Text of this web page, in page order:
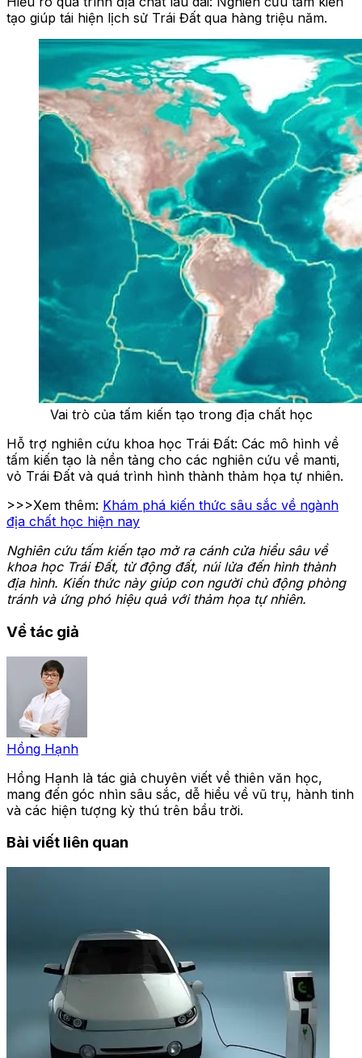
tạo giúp tái hiện lịch sử Trái Đất qua hàng triệu năm.
Vai trò của tấm kiến tạo trong địa chất học
Hỗ trợ nghiên cứu khoa học Trái Đất: Các mô hình về
tấm kiến tạo là nền tảng cho các nghiên cứu về manti,
vỏ Trái Đất và quá trình hình thành thảm họa tự nhiên.
>>>Xem thêm: Khám phá kiến thức sâu sắc về ngành
địa chất học hiện nay
Nghiên cứu tấm kiến tạo mở ra cánh cửa hiểu sâu về
khoa học Trái Đất, từ động đất, núi lửa đến hình thành
địa hình. Kiến thức này giúp con người chủ động phòng
tránh và ứng phó hiệu quả với thảm họa tự nhiên.
Về tác giả
Hồng Hạnh
Hồng Hạnh là tác giả chuyên viết về thiên văn học,
mang đến góc nhìn sâu sắc, dễ hiểu về vũ trụ, hành tinh
và các hiện tượng kỳ thú trên bầu trời.
Bài viết liên quan